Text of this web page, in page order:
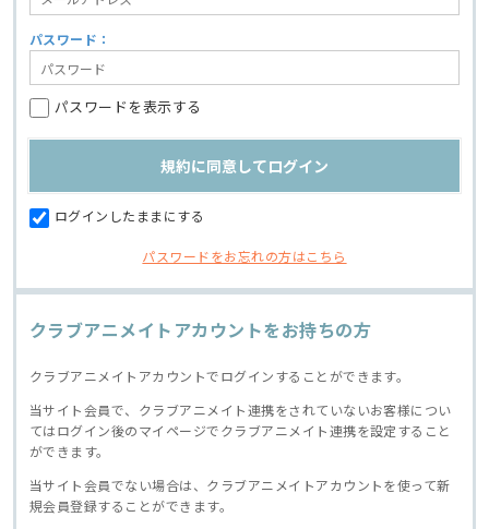
パスワード：
パスワードを表示する
ログインしたままにする
パスワードをお忘れの方はこちら
クラブアニメイトアカウントをお持ちの方
クラブアニメイトアカウントでログインすることができます。
当サイト会員で、クラブアニメイト連携をされていないお客様につい
てはログイン後のマイページでクラブアニメイト連携を設定すること
ができます。
当サイト会員でない場合は、クラブアニメイトアカウントを使って新
規会員登録することができます。